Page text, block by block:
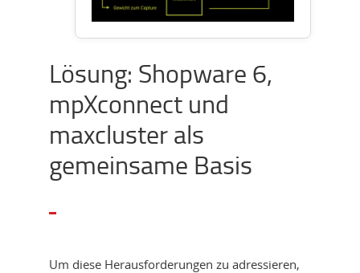
Lösung: Shopware 6,
mpXconnect und
maxcluster als
gemeinsame Basis
Um diese Herausforderungen zu adressieren,